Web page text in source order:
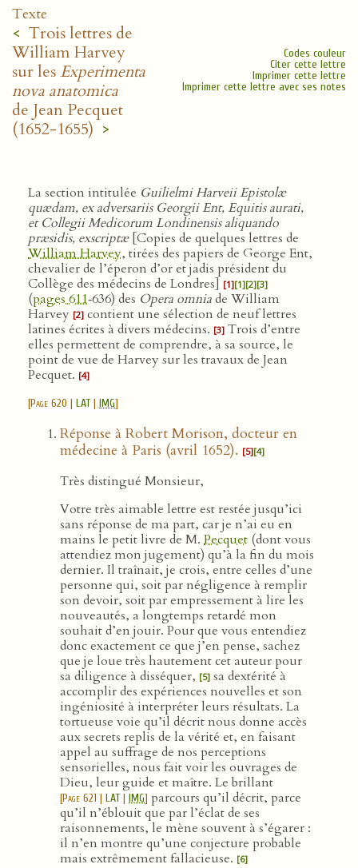
Texte
< Trois lettres de
William Harvey
sur lesExperimenta
nova anatomica
de Jean Pecquet
(1652-1655) >
Codes couleur
Citer cette lettre
Imprimer cette lettre
Imprimer cette lettre avec ses notes
La section intitulée Guilielmi Harveii Epistolæ
quædam, ex adversariis Georgii Ent, Equitis aurati,
et Collegii Medicorum Londinensis aliquando
præsidis, exscriptæ[Copies de quelques lettres de
William Harvey, tirées des papiers de George Ent,
chevalier de l’éperon d’or et jadis président du
Collège des médecins de Londres] [1][1][2][3]
(pages 611‑636) des Opera omniade William
Harvey [2] contient une sélection de neuf lettres
latines écrites à divers médecins. [3] Trois d’entre
elles permettent de comprendre, à sa source, le
point de vue de Harvey sur les travaux de Jean
Pecquet. [4]
[Page 620 | LAT| IMG]
Réponse à Robert Morison, docteur en
médecine à Paris (avril 1652). [5][4]
Très distingué Monsieur,
Votre très aimable lettre est restée jusqu’ici
sans réponse de ma part, car je n’ai eu en
mains le petit livre de M. Pecquet (dont vous
attendiez mon jugement) qu’à la fin du mois
dernier. Il traînait, je crois, entre celles d’une
personne qui, soit par négligence à remplir
son devoir, soit par empressement à lire les
nouveautés, a longtemps retardé mon
souhait d’en jouir. Pour que vous entendiez
donc exactement ce que j’en pense, sachez
que je loue très hautement cet auteur pour
sa diligence à disséquer, [5] sa dextérité à
accomplir des expériences nouvelles et son
ingéniosité à interpréter leurs résultats. La
tortueuse voie qu’il décrit nous donne accès
aux secrets replis de la vérité et, en faisant
appel au suffrage de nos perceptions
sensorielles, nous fait voir les ouvrages de
Dieu, leur guide et maître. Le brillant
[Page 621 | LAT| IMG] parcours qu’il décrit, parce
qu’il n’éblouit que par l’éclat de ses
raisonnements, le mène souvent à s’égarer :
il n’en montre qu’une conjecture probable
mais extrêmement fallacieuse. [6]